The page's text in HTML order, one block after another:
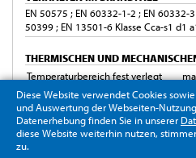
EN 50575 ; EN 60332-1-2 ; EN 60332-
50399 ; EN 13501-6 Klasse Cca-s1 d1
THERMISCHEN UND
Temperaturbereich fest verlegt
Temperaturbereich bewegt
-5
min. Biegeradius fest verlegt
min. Biegeradius bewegt
Diese Website verwendet Cookies
und Auswertung der Webseiten-
Datenerhebung finden Sie in unserer
diese Website weiterhin nutzen,
zu.